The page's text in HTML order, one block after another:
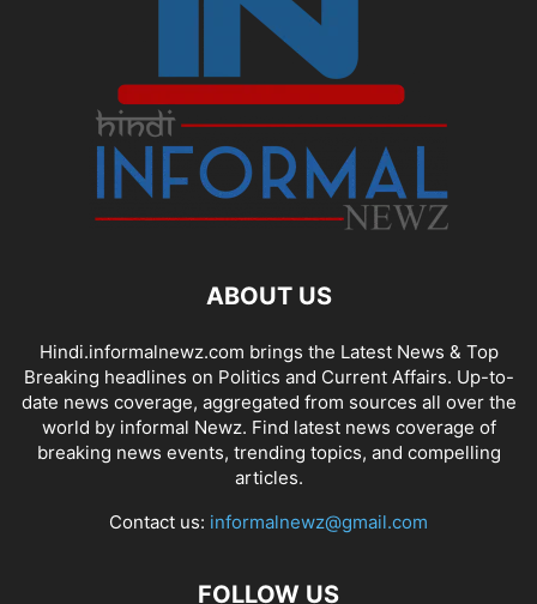
ABOUT US
Hindi.informalnewz.com brings the Latest News & Top
Breaking headlines on Politics and Current Affairs. Up-to-
date news coverage, aggregated from sources all over the
world by informal Newz. Find latest news coverage of
breaking news events, trending topics, and compelling
articles.
Contact us: informalnewz@gmail.com
FOLLOW US